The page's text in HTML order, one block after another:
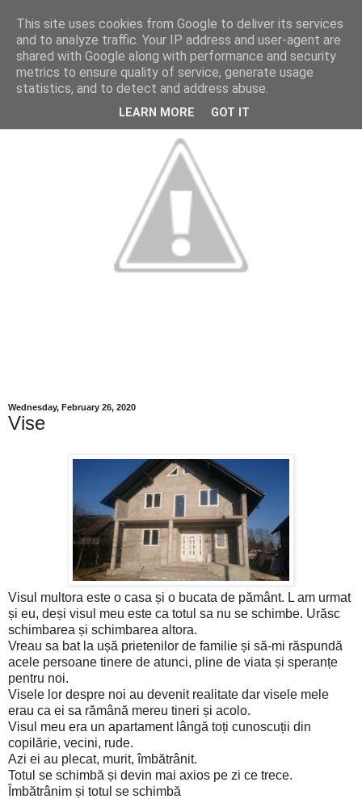
Wednesday, February 26, 2020
Vise
Visul multora este o casa și o bucata de pământ. L am urmat
și eu, deși visul meu este ca totul sa nu se schimbe. Urăsc
schimbarea și schimbarea altora.
Vreau sa bat la ușă prietenilor de familie și să-mi răspundă
acele persoane tinere de atunci, pline de viata și speranțe
pentru noi.
Visele lor despre noi au devenit realitate dar visele mele
erau ca ei sa rămână mereu tineri și acolo.
Visul meu era un apartament lângă toți cunoscuții din
copilărie, vecini, rude.
Azi ei au plecat, murit, îmbătrânit.
Totul se schimbă și devin mai axios pe zi ce trece.
Îmbătrânim și totul se schimbă
This site uses cookies from Google to deliver its services
and to analyze traffic. Your IP address and user-agent are
shared with Google along with performance and security
metrics to ensure quality of service, generate usage
statistics, and to detect and address abuse.
LEARN MORE GOT IT